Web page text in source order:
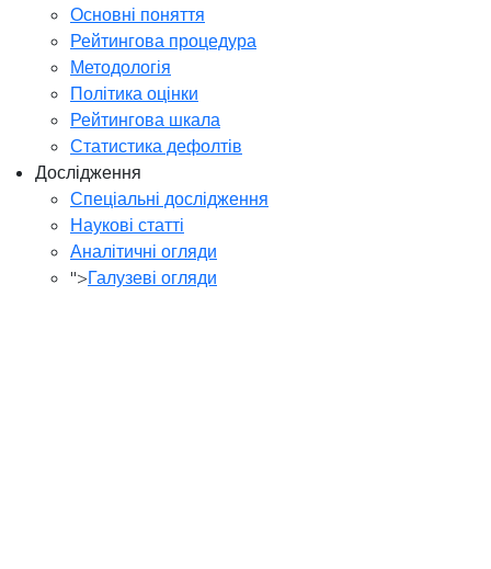
Основні поняття
Рейтингова процедура
Методологія
Політика оцінки
Рейтингова шкала
Статистика дефолтів
Дослідження
Спеціальні дослідження
Наукові статті
Аналітичні огляди
">Галузеві огляди